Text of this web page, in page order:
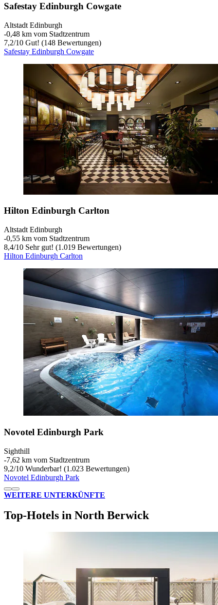
Safestay Edinburgh Cowgate
Altstadt Edinburgh
‐0,48 km vom Stadtzentrum
7,2/10 Gut! (148 Bewertungen)
Safestay Edinburgh Cowgate
Hilton Edinburgh Carlton
Altstadt Edinburgh
‐0,55 km vom Stadtzentrum
8,4/10 Sehr gut! (1.019 Bewertungen)
Hilton Edinburgh Carlton
Novotel Edinburgh Park
Sighthill
‐7,62 km vom Stadtzentrum
9,2/10 Wunderbar! (1.023 Bewertungen)
Novotel Edinburgh Park
WEITERE UNTERKÜNFTE
Top-Hotels in North Berwick